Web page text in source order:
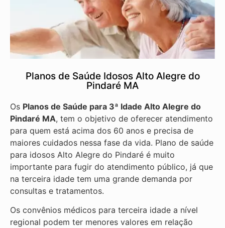
Planos de Saúde Idosos Alto Alegre do
Pindaré MA
Os Planos de Saúde para 3ª Idade Alto Alegre do
Pindaré MA, tem o objetivo de oferecer atendimento
para quem está acima dos 60 anos e precisa de
maiores cuidados nessa fase da vida. Plano de saúde
para idosos Alto Alegre do Pindaré é muito
importante para fugir do atendimento público, já que
na terceira idade tem uma grande demanda por
consultas e tratamentos.
Os convênios médicos para terceira idade a nível
regional podem ter menores valores em relação